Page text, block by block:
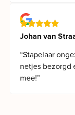
Johan van
“Stapelaar
netjes bezorgd
mee!”